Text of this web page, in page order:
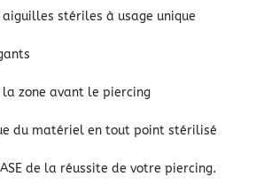
stériles à usage unique
la zone avant le piercing
du matériel en tout point stérilisé
de la réussite de votre piercing.